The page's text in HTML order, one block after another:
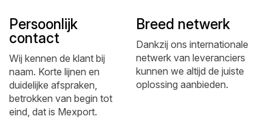
Persoonlijk
contact
Wij kennen de klant bij
naam. Korte lijnen en
duidelijke afspraken,
betrokken van begin tot
eind, dat is Mexport.
Breed netwerk
Dankzij ons internationale
netwerk van leveranciers
kunnen we altijd de juiste
oplossing aanbieden.